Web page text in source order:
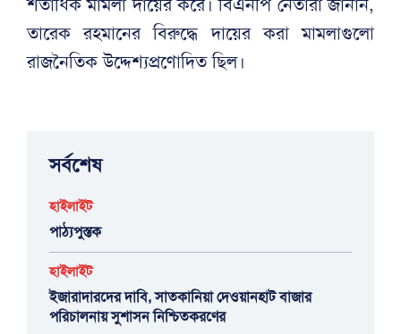
তারেক রহমানের বিরুদ্ধে দায়ের করা মামলাগুলো
রাজনৈতিক উদ্দেশ্যপ্রণোদিত ছিল।
সর্বশেষ
হাইলাইট
পাঠ্যপুস্তক
হাইলাইট
ইজারাদারদের দাবি, সাতকানিয়া দেওয়ানহাট বাজার
পরিচালনায় সুশাসন নিশ্চিতকরণের